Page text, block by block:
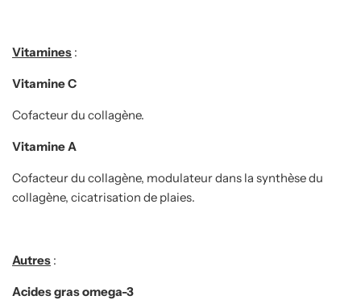
Vitamines :
Vitamine C
Cofacteur du collagène.
Vitamine A
Cofacteur du collagène, modulateur dans la synthèse du
collagène, cicatrisation de plaies.
Autres :
Acides gras omega-3